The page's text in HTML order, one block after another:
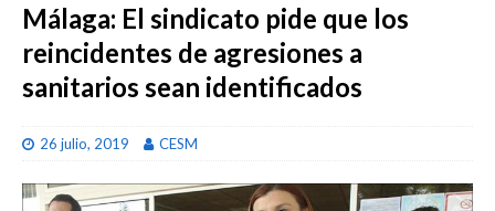
Málaga: El sindicato pide que los
reincidentes de agresiones a
sanitarios sean identificados
26 julio, 2019 CESM